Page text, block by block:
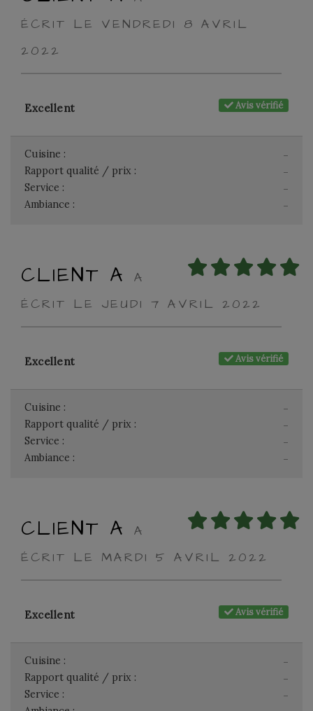
ÉCRIT LE VENDREDI 8 AVRIL
2022
Avis vérifié
Excellent
-
Cuisine :
-
Rapport qualité / prix :
-
Service :
-
Ambiance :
CLIENT A
A
ÉCRIT LE JEUDI 7 AVRIL 2022
Avis vérifié
Excellent
-
Cuisine :
-
Rapport qualité / prix :
-
Service :
-
Ambiance :
CLIENT A
A
ÉCRIT LE MARDI 5 AVRIL 2022
Avis vérifié
Excellent
-
Cuisine :
-
Rapport qualité / prix :
-
Service :